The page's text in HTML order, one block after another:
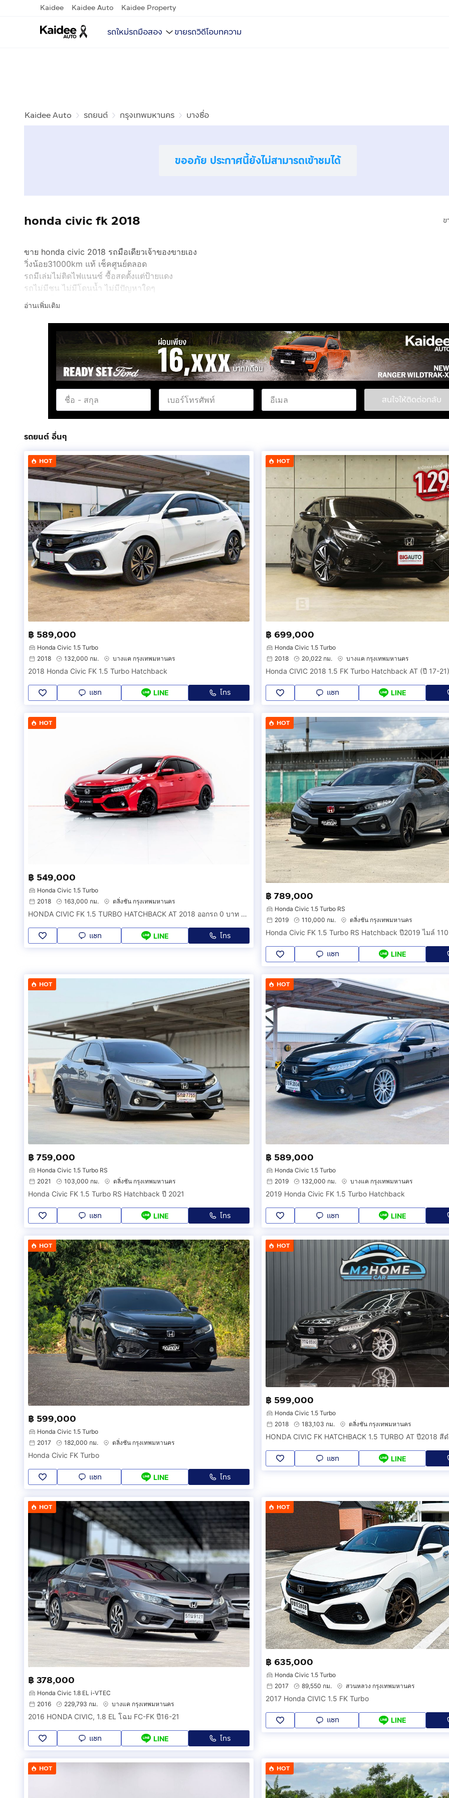
Kaidee Kaidee Auto Kaidee Property
รถใหม่รถมือสอง ขายรถวิดีโอบทความ
Kaidee Auto รถยนต์ กรุงเทพมหานคร บางซื่อ
ขออภัย ประกาศนี้ยังไม่สามารถเข้าชมได้
ข
honda civic fk 2018
ขาย honda civic 2018 รถมือเดียวเจ้าของขายเอง
วิ่งน้อย31000km แท้ เช็คศูนย์ตลอด
รถมีเล่มไม่ติดไฟแนนซ์ ซื้อสดตั้งแต่ป้ายแดง
รถไม่มีชน ไม่มีโดนน้ำ ไม่มีปัญหาใดๆ
ประกันชั้น1 วิริยะเบี้ยห้างยังเหลือถึงธันวา63
ล้างเคลือบสีประจำ รถสะอาด เนียบทุกจุด
ของแต่งเบิกใหม่ทุกชิ้น
- ล้อ enkei rs05rr ออฟ9.5 60000
- ยาง ยาง michelin pilot sport 4 24000 ยางใหม่ปี18
- โช็ค buddy club sport spec 40000
- อินเตอร์ injen 32000
- กรองอากาศ omd 10000
- ท่ออินเตอร์ born to race 8000
- กระจกข้างคาร์บอน 3500
- ท่อprodrager full titanium เดินตั้งแต่ต้น 35000
ของเดิมมีให้หมดทุกอย่างครับ
ขาย 1.129m ไม่รวมป้ายทะเบียน สลับออกครับ
กดเพื่อดูเบอร์โทร xxxxxx798คุณจัส
Line : Juster9
อ่านเพิ่มเติม
สนใจให้ติดต่อกลับ
รถยนต์ อื่นๆ
HOT
฿ 589,000
Honda Civic 1.5 Turbo
2018
132,000 กม. บางแค กรุงเทพมหานคร
2018 Honda Civic FK 1.5 Turbo Hatchback
แชท LINE โทร
HOT
฿ 699,000
Honda Civic 1.5 Turbo
2018
20,022 กม. บางแค กรุงเทพมหานคร
Honda CIVIC 2018 1.5 FK Turbo Hatchback AT (ปี 17-
แชท LINE
HOT
฿ 549,000
Honda Civic 1.5 Turbo
2018
163,000 กม. ตลิ่งชัน กรุงเทพมหานคร
HONDA CIVIC FK 1.5 TURBO HATCHBACK AT 2018 ออกรถ 0 บาท รหัสรถ 3B532
แชท LINE โทร
HOT
฿ 789,000
Honda Civic 1.5 Turbo RS
2019
110,000 กม. ตลิ่งชัน กรุงเทพมหานคร
Honda Civic FK 1.5 Turbo RS Hatchback ปี2019 ไมล์
แชท LINE
HOT
฿ 759,000
Honda Civic 1.5 Turbo RS
2021
103,000 กม. ตลิ่งชัน กรุงเทพมหานคร
Honda Civic FK 1.5 Turbo RS Hatchback ปี 2021
แชท LINE โทร
HOT
฿ 589,000
Honda Civic 1.5 Turbo
2019
132,000 กม. บางแค กรุงเทพมหานคร
2019 Honda Civic FK 1.5 Turbo Hatchback
แชท LINE
HOT
฿ 599,000
Honda Civic 1.5 Turbo
2017
182,000 กม. ตลิ่งชัน กรุงเทพมหานคร
Honda Civic FK Turbo
แชท LINE โทร
HOT
฿ 599,000
Honda Civic 1.5 Turbo
2018
183,103 กม. ตลิ่งชัน กรุงเทพมหานคร
แชท LINE
HOT
฿ 378,000
Honda Civic 1.8 EL i-VTEC
2016
229,793 กม. บางแค กรุงเทพมหานคร
2016 HONDA CIVIC, 1.8 EL โฉม FC-FK ปี16-21
แชท LINE โทร
HOT
฿ 635,000
Honda Civic 1.5 Turbo
2017
89,550 กม. สวนหลวง กรุงเทพมหานคร
2017 Honda CIVIC 1.5 FK Turbo
แชท LINE
HOT HOT